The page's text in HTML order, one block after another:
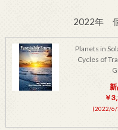
2022年
Planets in
Cycles of
￥
(2022/6/